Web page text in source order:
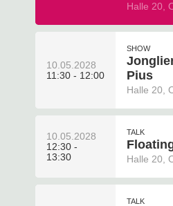
Halle 20,
10.05.2028
11:30 - 12:00
SHOW
Pius
Halle 20,
10.05.2028
12:30 -
13:30
TALK
Halle 20,
TALK